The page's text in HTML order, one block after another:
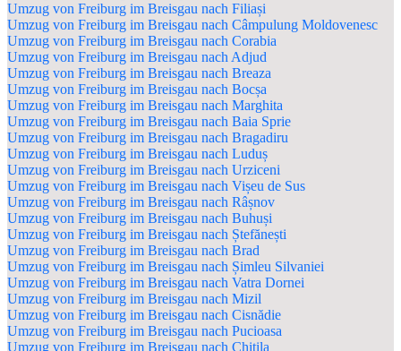
Umzug von Freiburg im Breisgau nach Filiași
Umzug von Freiburg im Breisgau nach Câmpulung Moldovenesc
Umzug von Freiburg im Breisgau nach Corabia
Umzug von Freiburg im Breisgau nach Adjud
Umzug von Freiburg im Breisgau nach Breaza
Umzug von Freiburg im Breisgau nach Bocșa
Umzug von Freiburg im Breisgau nach Marghita
Umzug von Freiburg im Breisgau nach Baia Sprie
Umzug von Freiburg im Breisgau nach Bragadiru
Umzug von Freiburg im Breisgau nach Luduș
Umzug von Freiburg im Breisgau nach Urziceni
Umzug von Freiburg im Breisgau nach Vișeu de Sus
Umzug von Freiburg im Breisgau nach Râșnov
Umzug von Freiburg im Breisgau nach Buhuși
Umzug von Freiburg im Breisgau nach Ștefănești
Umzug von Freiburg im Breisgau nach Brad
Umzug von Freiburg im Breisgau nach Șimleu Silvaniei
Umzug von Freiburg im Breisgau nach Vatra Dornei
Umzug von Freiburg im Breisgau nach Mizil
Umzug von Freiburg im Breisgau nach Cisnădie
Umzug von Freiburg im Breisgau nach Pucioasa
Umzug von Freiburg im Breisgau nach Chitila